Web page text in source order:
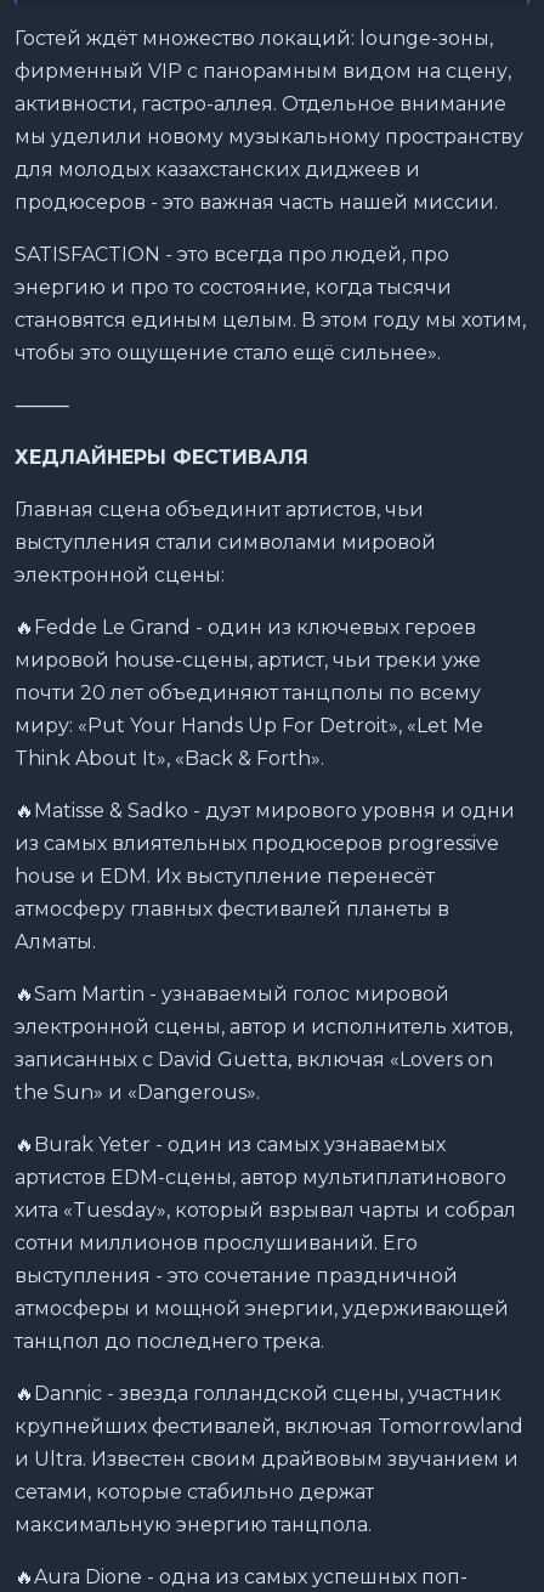
Гостей ждёт множество локаций: lounge-зоны,
фирменный VIP с панорамным видом на сцену,
активности, гастро-аллея. Отдельное внимание
мы уделили новому музыкальному пространству
для молодых казахстанских диджеев и
продюсеров - это важная часть нашей миссии.
SATISFACTION - это всегда про людей, про
энергию и про то состояние, когда тысячи
становятся единым целым. В этом году мы хотим,
чтобы это ощущение стало ещё сильнее».
⸻
ХЕДЛАЙНЕРЫ ФЕСТИВАЛЯ
Главная сцена объединит артистов, чьи
выступления стали символами мировой
электронной сцены:
🔥Fedde Le Grand - один из ключевых героев
мировой house-сцены, артист, чьи треки уже
почти 20 лет объединяют танцполы по всему
миру: «Put Your Hands Up For Detroit», «Let Me
Think About It», «Back & Forth».
🔥Matisse & Sadko - дуэт мирового уровня и одни
из самых влиятельных продюсеров progressive
house и EDM. Их выступление перенесёт
атмосферу главных фестивалей планеты в
Алматы.
🔥Sam Martin - узнаваемый голос мировой
электронной сцены, автор и исполнитель хитов,
записанных с David Guetta, включая «Lovers on
the Sun» и «Dangerous».
🔥Burak Yeter - один из самых узнаваемых
артистов EDM-сцены, автор мультиплатинового
хита «Tuesday», который взрывал чарты и собрал
сотни миллионов прослушиваний. Его
выступления - это сочетание праздничной
атмосферы и мощной энергии, удерживающей
танцпол до последнего трека.
🔥Dannic - звезда голландской сцены, участник
крупнейших фестивалей, включая Tomorrowland
и Ultra. Известен своим драйвовым звучанием и
сетами, которые стабильно держат
максимальную энергию танцпола.
🔥Aura Dione - одна из самых успешных поп-